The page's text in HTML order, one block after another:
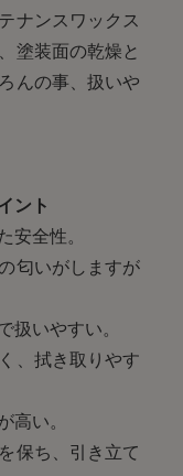
ナンスワックス
塗装面の乾燥と
んの事、扱いや
ント
安全性。
匂いがしますが
扱いやすい。
、拭き取りやす
高い。
保ち、引き立て